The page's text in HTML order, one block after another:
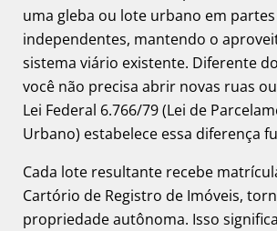
uma gleba ou lote urbano em
independentes, mantendo o
sistema viário existente. Diferente
você não precisa abrir novas ruas
Lei Federal 6.766/79 (Lei de
Urbano) estabelece essa diferença
Cada lote resultante recebe
Cartório de Registro de Imóveis,
propriedade autônoma. Isso